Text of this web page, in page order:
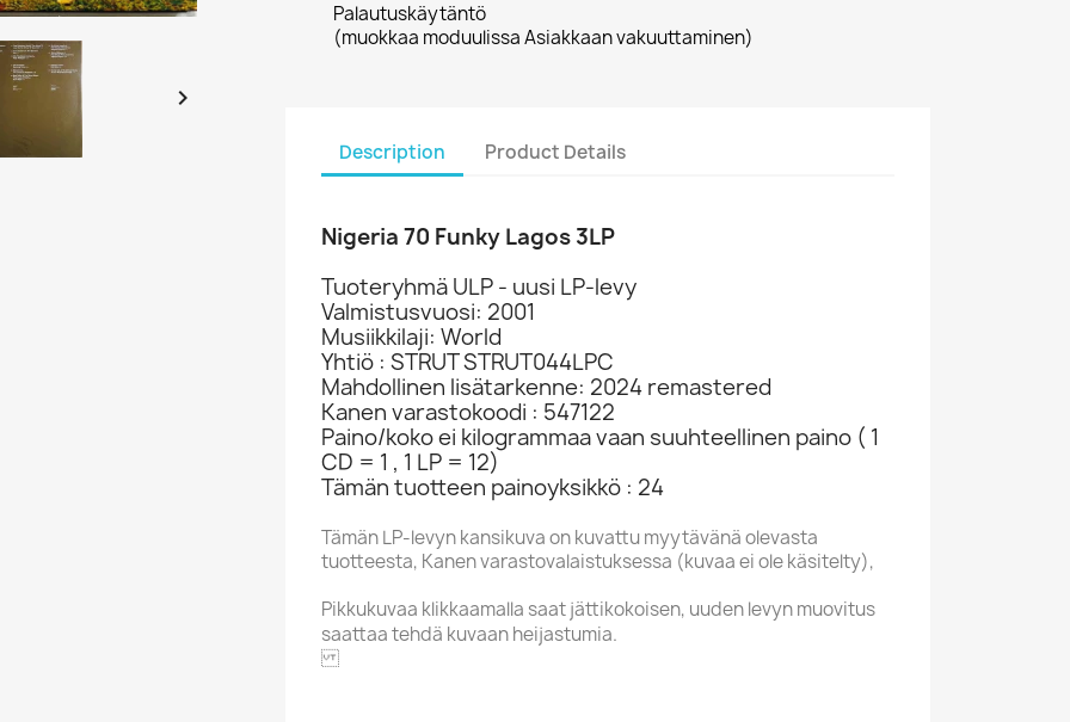

Palautuskäytäntö
(muokkaa moduulissa Asiakkaan vakuuttaminen)
Description Product Details
Nigeria 70 Funky Lagos 3LP
Tuoteryhmä ULP - uusi LP-levy
Valmistusvuosi: 2001
Musiikkilaji: World
Yhtiö : STRUT STRUT044LPC
Mahdollinen lisätarkenne: 2024 remastered
Kanen varastokoodi : 547122
Paino/koko ei kilogrammaa vaan suuhteellinen paino ( 1
CD = 1 , 1 LP = 12)
Tämän tuotteen painoyksikkö : 24
Tämän LP-levyn kansikuva on kuvattu myytävänä olevasta
tuotteesta, Kanen varastovalaistuksessa (kuvaa ei ole käsitelty),
Pikkukuvaa klikkaamalla saat jättikokoisen, uuden levyn muovitus
saattaa tehdä kuvaan heijastumia.